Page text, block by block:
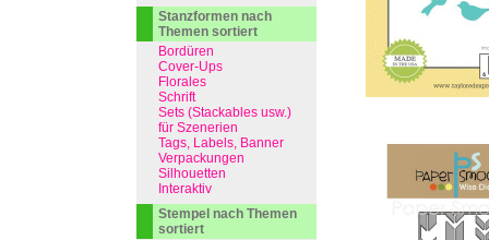
Stanzformen nach
Themen sortiert
Bordüren
Cover-Ups
Florales
Schrift
Sets (Stackables usw.)
für Szenerien
Tags, Labels, Banner
Verpackungen
Silhouetten
Interaktiv
Stempel nach Themen
sortiert